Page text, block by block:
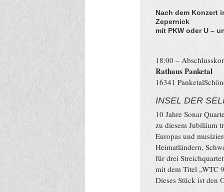
Nach dem Konzert
Zepernick
mit PKW oder U –
18:00 –
Rathaus Panketal
16341
INSEL DER
10 Jahre Sonar
zu diesem Jubiläum
Europas und
Heimatländern,
für drei
mit dem Titel „WTC
Dieses Stück ist den